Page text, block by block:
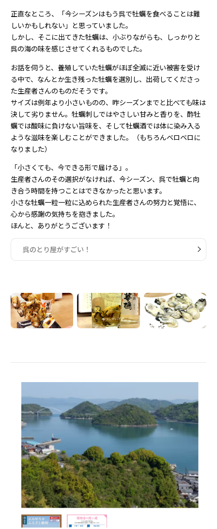
正直なところ、「今シーズンはもう呉で牡蠣を食べることは難
しいかもしれない」と思っていました。
しかし、そこに出てきた牡蠣は、小ぶりながらも、しっかりと
呉の海の味を感じさせてくれるものでした。
お話を伺うと、養殖していた牡蠣がほぼ全滅に近い被害を受け
る中で、なんとか生き残った牡蠣を選別し、出荷してくださっ
た生産者さんのものだそうです。
サイズは例年より小さいものの、昨シーズンまでと比べても味は
決して劣りません。牡蠣刺しではやさしい甘みと香りを、酢牡
蠣では酸味に負けない旨味を、そして牡蠣酒では体に染み入る
ような滋味を楽しむことができました。（もちろんベロベロに
なりました）
「小さくても、今できる形で届ける」。
生産者さんのその選択がなければ、今シーズン、呉で牡蠣と向
き合う時間を持つことはできなかったと思います。
小さな牡蠣一粒一粒に込められた生産者さんの努力と覚悟に、
心から感謝の気持ちを抱きました。
ほんと、ありがとうございます！
呉のとり屋がすごい！